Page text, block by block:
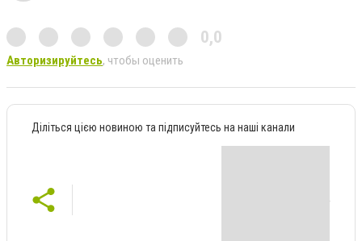
0,0
Авторизируйтесь, чтобы оценить
Діліться цією новиною та підписуйтесь на наші канали